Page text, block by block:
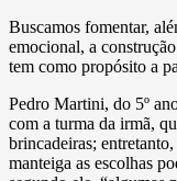
Buscamos fomentar,
emocional, a
tem como propósito a
Pedro Martini, do 5º
com a turma da irmã,
brincadeiras;
manteiga as escolhas